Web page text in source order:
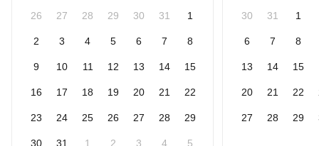
26 27 28 29 30 31 1
2 3 4 5 6 7 8
9 10 11 12 13 14 15
16 17 18 19 20 21 22
23 24 25 26 27 28 29
30 31 1 2 3 4 5
30 31 1
6 7 8
13 14 15
20 21 22
27 28 29